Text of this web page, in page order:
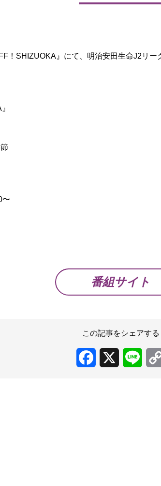
！SHIZUOKA』にて、明治安田生命J2リ
〜
番組サイト
この記事をシェアする
Facebook Line